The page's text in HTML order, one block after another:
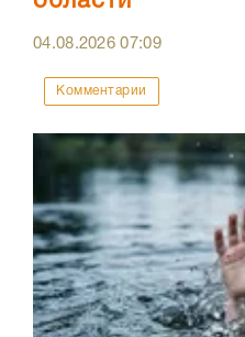
04.08.202607:09
Комментарии